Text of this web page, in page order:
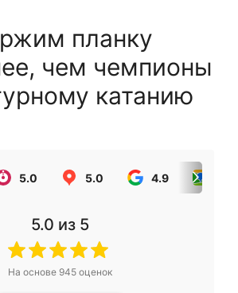
планку
чем чемпионы
катанию
5.0 5.0 4.9
5.0 из 5
На основе 945оценок